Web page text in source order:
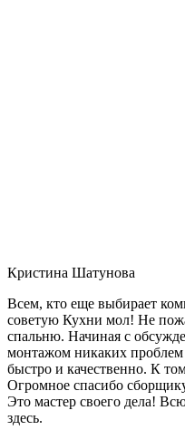
Кристина Шатунова
Всем, кто еще выбирает
советую Кухни мол! Не
спальню. Начиная с
монтажом никаких
быстро и качественно. К
Огромное спасибо
Это мастер своего дела!
здесь.